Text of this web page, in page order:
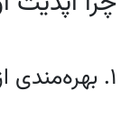
1. بهره‌مندی از امکانات جدید